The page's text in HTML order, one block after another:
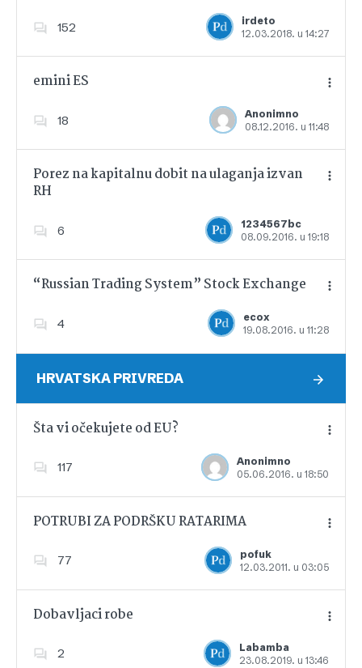
152
irdeto
12.03.2018. u 14:27
Dodajte u favorite
emini ES
18
Anonimno
08.12.2016. u 11:48
Dodajte u favorite
Porez na kapitalnu dobit na ulaganja izvan
RH
6
1234567bc
08.09.2016. u 19:18
Dodajte u favorite
“Russian Trading System” Stock Exchange
4
ecox
19.08.2016. u 11:28
Dodajte u favorite
HRVATSKA PRIVREDA
Šta vi očekujete od EU?
117
Anonimno
05.06.2016. u 18:50
Dodajte u favorite
POTRUBI ZA PODRŠKU RATARIMA
77
pofuk
12.03.2011. u 03:05
Dodajte u favorite
Dobavljaci robe
2
Labamba
23.08.2019. u 13:46
Dodajte u favorite